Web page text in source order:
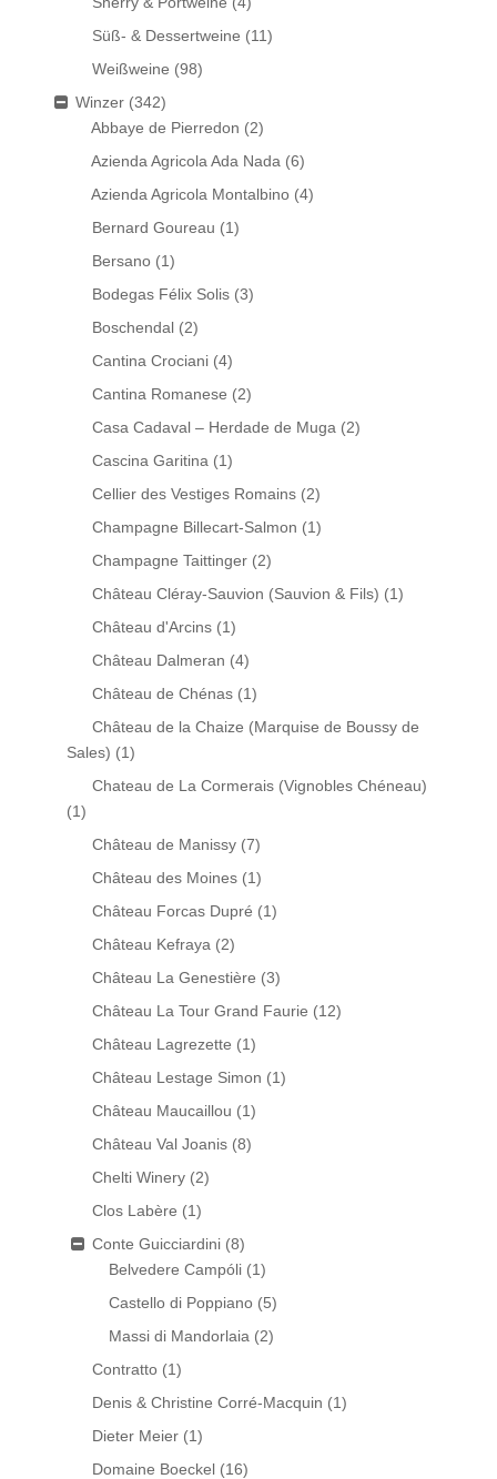
Süß- & Dessertweine (11)
Weißweine (98)
Winzer (342)
Abbaye de Pierredon (2)
Azienda Agricola Ada Nada (6)
Azienda Agricola Montalbino (4)
Bernard Goureau (1)
Bersano (1)
Bodegas Félix Solis (3)
Boschendal (2)
Cantina Crociani (4)
Cantina Romanese (2)
Casa Cadaval – Herdade de Muga (2)
Cascina Garitina (1)
Cellier des Vestiges Romains (2)
Champagne Billecart-Salmon (1)
Champagne Taittinger (2)
Château Cléray-Sauvion (Sauvion & Fils) (1)
Château d'Arcins (1)
Château Dalmeran (4)
Château de Chénas (1)
Château de la Chaize (Marquise de Boussy de
Sales) (1)
Chateau de La Cormerais (Vignobles Chéneau)
(1)
Château de Manissy (7)
Château des Moines (1)
Château Forcas Dupré (1)
Château Kefraya (2)
Château La Genestière (3)
Château La Tour Grand Faurie (12)
Château Lagrezette (1)
Château Lestage Simon (1)
Château Maucaillou (1)
Château Val Joanis (8)
Chelti Winery (2)
Clos Labère (1)
Conte Guicciardini (8)
Belvedere Campóli (1)
Castello di Poppiano (5)
Massi di Mandorlaia (2)
Contratto (1)
Denis & Christine Corré-Macquin (1)
Dieter Meier (1)
Domaine Boeckel (16)